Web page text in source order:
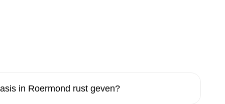
in Roermond rust geven?